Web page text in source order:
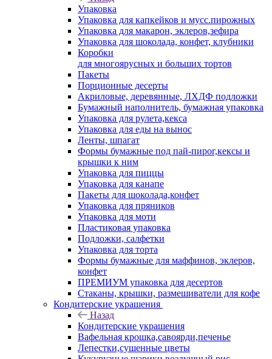
Упаковка
Упаковка для капкейков и мусс.пирожных
Упаковка для макарон, эклеров,зефира
Упаковка для шоколада, конфет, клубники
Коробки
для многоярусных и больших тортов
Пакеты
Порционные десерты
Акриловые, деревянные, ЛХДФ подложки
Бумажный наполнитель, бумажная упаковка
Упаковка для рулета,кекса
Упаковка для еды на вынос
Ленты, шпагат
Формы бумажные под пай-пирог,кексы и
крышки к ним
Упаковка для пиццы
Упаковка для канапе
Пакеты для шоколада,конфет
Упаковка для пряников
Упаковка для моти
Пластиковая упаковка
Подложки, салфетки
Упаковка для торта
Формы бумажные для маффинов, эклеров,
конфет
ПРЕМИУМ упаковка для десертов
Стаканы, крышки, размешиватели для кофе
Кондитерские украшения
Назад
Кондитерские украшения
Вафельная крошка,савоярди,печенье
Лепестки,сушенные цветы